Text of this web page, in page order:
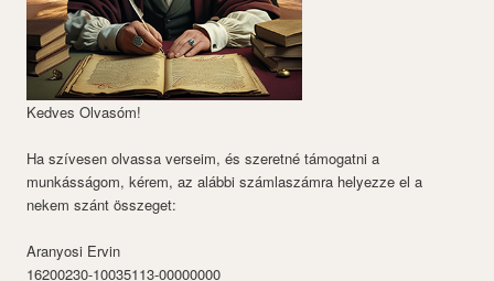
Kedves Olvasóm!
Ha szívesen olvassa verseim, és szeretné támogatni a
munkásságom, kérem, az alábbi számlaszámra helyezze el a
nekem szánt összeget:
Aranyosi Ervin
16200230-10035113-00000000